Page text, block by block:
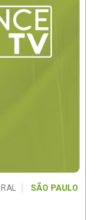
SÃO PAULO